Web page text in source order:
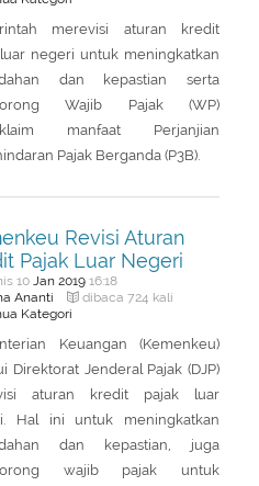
merevisi aturan kredit
negeri untuk meningkatkan
dan kepastian serta
Wajib Pajak (WP)
manfaat Perjanjian
Pajak Berganda (P3B).
Revisi Aturan
Pajak Luar Negeri
10 Jan 201916:18
Ananti dibaca 724 kali
Kategori
Keuangan (Kemenkeu)
Direktorat Jenderal Pajak (DJP)
aturan kredit pajak luar
Hal ini untuk meningkatkan
dan kepastian, juga
wajib pajak untuk